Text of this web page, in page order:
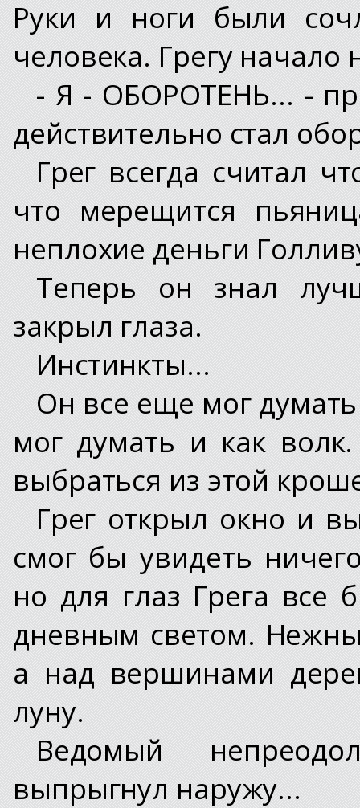
Руки и ноги были
человека. Грегу начало
- Я - ОБОРОТЕНЬ... -
действительно стал
Грег всегда считал
что мерещится
неплохие деньги
Теперь он знал
закрыл глаза.
Инстинкты...
Он все еще мог
мог думать и как
выбраться из этой
Грег открыл окно и
смог бы увидеть
но для глаз Грега все
дневным светом.
а над вершинами
луну.
Ведомый
выпрыгнул наружу...